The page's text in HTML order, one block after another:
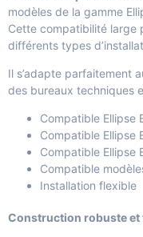
modèles de la gamme
Cette compatibilité large
différents types
Il s’adapte parfaitement
des bureaux techniques
Compatible Ellipse
Compatible Ellipse
Compatible Ellipse
Compatible
Installation flexible
Construction robuste